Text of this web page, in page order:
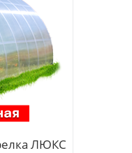
ЛЮКС